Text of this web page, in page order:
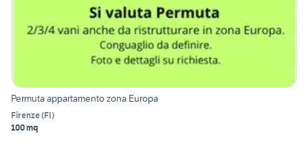
Permuta appartamento zona Europa
Firenze(FI)
100 mq